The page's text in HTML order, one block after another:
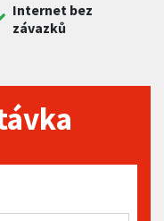
Internet bez
závazků